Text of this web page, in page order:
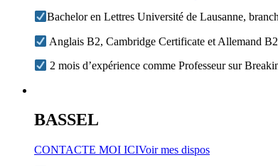
Bachelor en Lettres Université de Lausanne,
Anglais B2, Cambridge Certificate et Allemand
2 mois d’expérience comme Professeur sur
BASSEL
CONTACTE MOI ICIVoir mes dispos